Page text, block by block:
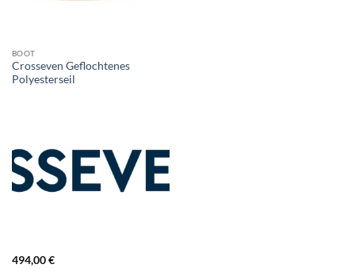
BOOT
Crosseven Geflochtenes
Polyesterseil
494,00€